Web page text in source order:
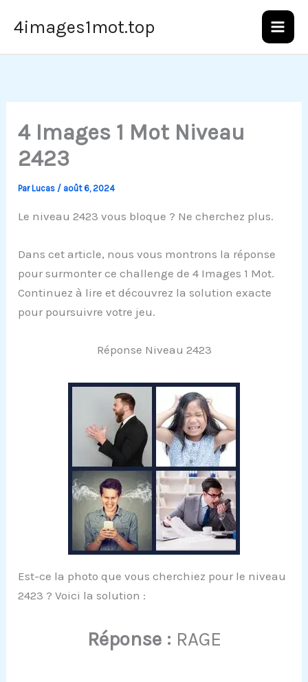
4images1mot.top
4 Images 1 Mot Niveau
2423
ParLucas / août 6, 2024
Le niveau 2423 vous bloque ? Ne cherchez plus.
Dans cet article, nous vous montrons la réponse
pour surmonter ce challenge de 4 Images 1 Mot.
Continuez à lire et découvrez la solution exacte
pour poursuivre votre jeu.
Réponse Niveau 2423
Est-ce la photo que vous cherchiez pour le niveau
2423 ? Voici la solution :
Réponse : RAGE